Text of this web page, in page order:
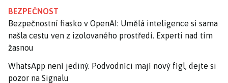
BEZPEČNOST
Bezpečnostní fiasko v OpenAI: Umělá inteligence si sama
našla cestu ven z izolovaného prostředí. Experti nad tím
žasnou
WhatsApp není jediný. Podvodníci mají nový fígl, dejte si
pozor na Signalu